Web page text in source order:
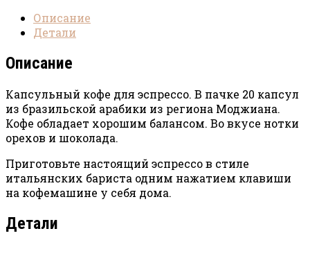
Описание
Детали
Описание
Капсульный кофе для эспрессо. В пачке 20 капсул
из бразильской арабики из региона Моджиана.
Кофе обладает хорошим балансом. Во вкусе нотки
орехов и шоколада.
Приготовьте настоящий эспрессо в стиле
итальянских бариста одним нажатием клавиши
на кофемашине у себя дома.
Детали